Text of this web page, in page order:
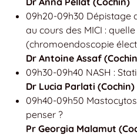
09h20-09h30 Dépistage
au cours des MICI :
(chromoendoscopie
Dr Antoine Assaf
09h30-09h40 NASH :
Dr Lucia Parlati (Cochin)
09h40-09h50
penser ?
Pr Georgia Malamut